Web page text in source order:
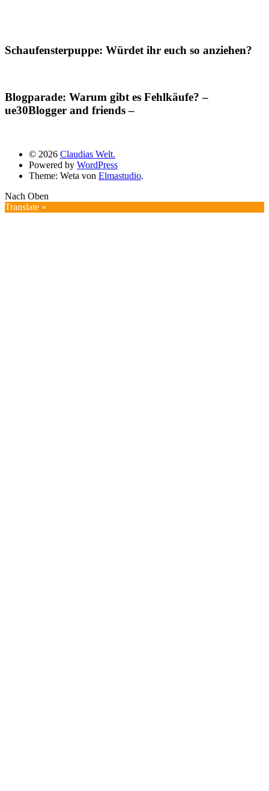
Schaufensterpuppe: Würdet ihr euch so anziehen?
Blogparade: Warum gibt es Fehlkäufe? –
ue30Blogger and friends –
© 2026 Claudias Welt.
Powered by WordPress
Theme: Weta von Elmastudio.
Nach Oben
Translate »